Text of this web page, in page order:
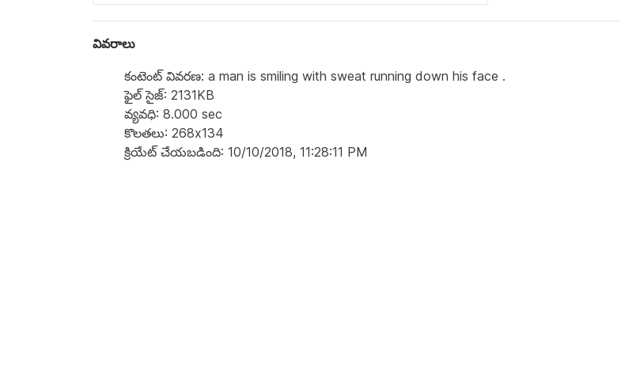
వివరాలు
కంటెంట్ వివరణ: a man is smiling with sweat running down his face .
ఫైల్ సైజ్: 2131KB
వ్యవధి: 8.000 sec
కొలతలు: 268x134
క్రియేట్ చేయబడింది: 10/10/2018, 11:28:11 PM